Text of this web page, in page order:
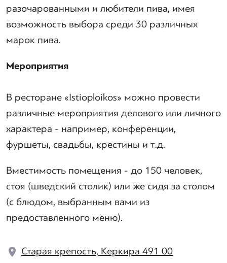
разочарованными и любители пива, имея
возможность выбора среди 30 различных
марок пива.
Мероприятия
В ресторане «Istioploikos» можно провести
различные мероприятия делового или личного
характера - например, конференции,
фуршеты, свадьбы, крестины и т.д.
Вместимость помещения - до 150 человек,
стоя (шведский столик) или же сидя за столом
(с блюдом, выбранным вами из
предоставленного меню).
Старая крепость, Керкира 491 00